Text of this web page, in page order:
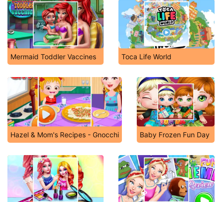
Mermaid Toddler Vaccines Toca Life World
Hazel & Mom's Recipes - Gnocchi Baby Frozen Fun Day